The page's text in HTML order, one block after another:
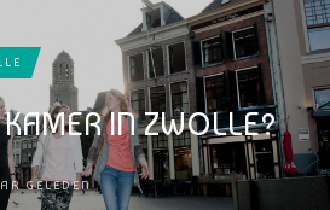
IN ZWOLLE?
GELEDEN